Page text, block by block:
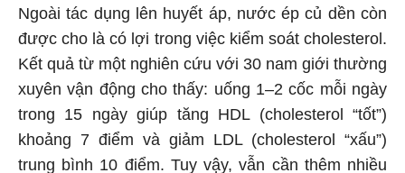
Ngoài tác dụng lên huyết áp, nước ép củ dền còn
được cho là có lợi trong việc kiểm soát cholesterol.
Kết quả từ một nghiên cứu với 30 nam giới thường
xuyên vận động cho thấy: uống 1–2 cốc mỗi ngày
trong 15 ngày giúp tăng HDL (cholesterol “tốt”)
khoảng 7 điểm và giảm LDL (cholesterol “xấu”)
trung bình 10 điểm. Tuy vậy, vẫn cần thêm nhiều